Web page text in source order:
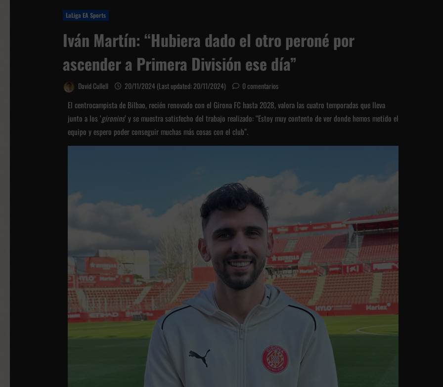
LaLiga EA Sports
Iván Martín: “Hubiera dado el otro peroné por
ascender a Primera División ese día”
David Cullell 20/11/2024 (Last updated: 20/11/2024) 0 comentarios
El centrocampista de Bilbao, recién renovado con el Girona FC hasta 2028, valora las cuatro temporadas que lleva
junto a los ‘gironins’ y se muestra satisfecho del trabajo realizado: “Estoy muy contento de ver donde hemos metido el
equipo y espero poder conseguir muchas más cosas con el club”.